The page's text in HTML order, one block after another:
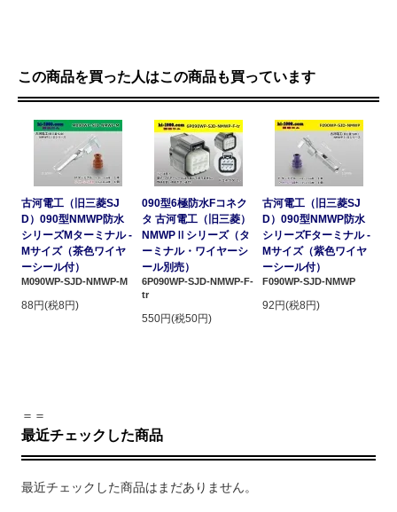
この商品を買った人はこの商品も買っています
古河電工（旧三菱SJ
D）090型NMWP防水
シリーズMターミナル -
Mサイズ（茶色ワイヤ
ーシール付）
M090WP-SJD-NMWP-M
88円(税8円)
090型6極防水Fコネク
タ 古河電工（旧三菱）
NMWPⅡシリーズ（タ
ーミナル・ワイヤーシ
ール別売）
6P090WP-SJD-NMWP-F-
tr
550円(税50円)
古河電工（旧三菱SJ
D）090型NMWP防水
シリーズFターミナル -
Mサイズ（紫色ワイヤ
ーシール付）
F090WP-SJD-NMWP
92円(税8円)
＝＝
最近チェックした商品
最近チェックした商品はまだありません。